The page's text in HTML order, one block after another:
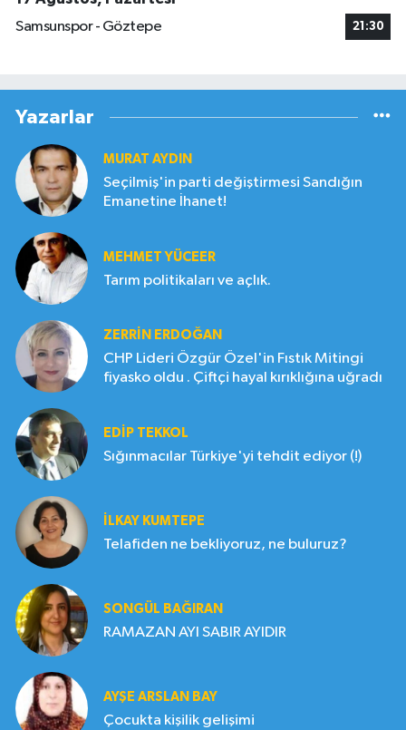
Samsunspor - Göztepe
21:30
Yazarlar
MURAT AYDIN
Seçilmiş'in parti değiştirmesi Sandığın
Emanetine İhanet!
MEHMET YÜCEER
Tarım politikaları ve açlık.
ZERRIN ERDOĞAN
CHP Lideri Özgür Özel'in Fıstık Mitingi
fiyasko oldu . Çiftçi hayal kırıklığına uğradı
EDIP TEKKOL
Sığınmacılar Türkiye'yi tehdit ediyor (!)
İLKAY KUMTEPE
Telafiden ne bekliyoruz, ne buluruz?
SONGÜL BAĞIRAN
RAMAZAN AYI SABIR AYIDIR
AYŞE ARSLAN BAY
Çocukta kişilik gelişimi